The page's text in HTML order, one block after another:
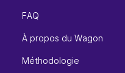
FAQ
À propos du Wagon
Méthodologie